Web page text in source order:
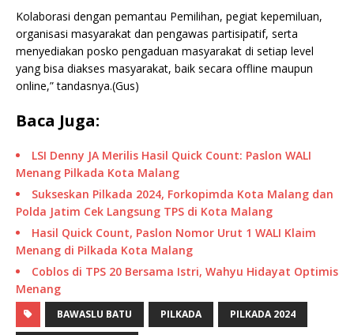
Kolaborasi dengan pemantau Pemilihan, pegiat kepemiluan,
organisasi masyarakat dan pengawas partisipatif, serta
menyediakan posko pengaduan masyarakat di setiap level
yang bisa diakses masyarakat, baik secara offline maupun
online,” tandasnya.(Gus)
Baca Juga:
LSI Denny JA Merilis Hasil Quick Count: Paslon WALI
Menang Pilkada Kota Malang
Sukseskan Pilkada 2024, Forkopimda Kota Malang dan
Polda Jatim Cek Langsung TPS di Kota Malang
Hasil Quick Count, Paslon Nomor Urut 1 WALI Klaim
Menang di Pilkada Kota Malang
Coblos di TPS 20 Bersama Istri, Wahyu Hidayat Optimis
Menang
BAWASLU BATU PILKADA PILKADA 2024